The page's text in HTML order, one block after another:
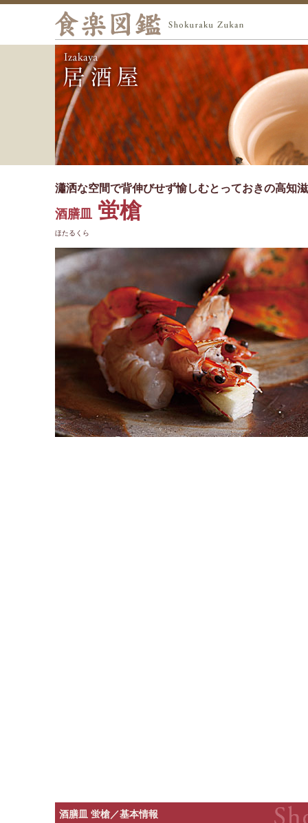
瀟洒な空間で背伸びせず愉しむとっておきの高知
酒膳皿 蛍槍
ほたるくら
酒膳皿 蛍槍／基本情報